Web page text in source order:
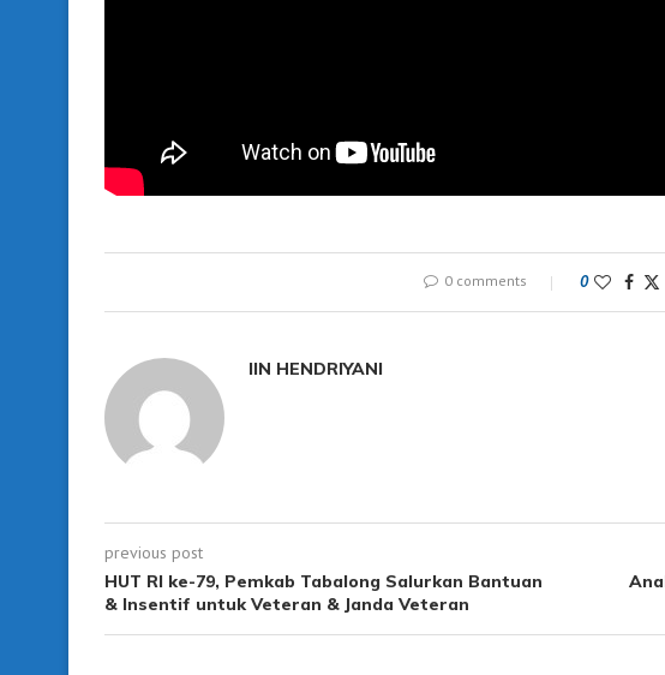
0 comments 0
IIN HENDRIYANI
previous post
HUT RI ke-79, Pemkab Tabalong Salurkan Bantuan
& Insentif untuk Veteran & Janda Veteran